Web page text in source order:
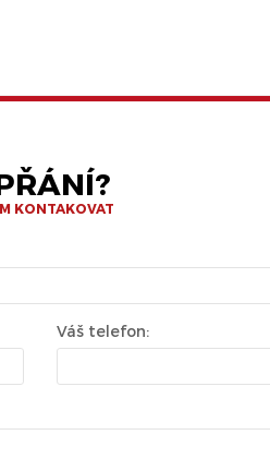
KONTAKOVAT
Váš telefon: